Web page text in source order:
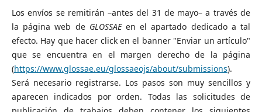
Los envíos se remitirán –antes del 31 de mayo– a través de
la página web de GLOSSAEen el apartado dedicado a tal
efecto. Hay que hacer click en el banner "Enviar un artículo"
que se encuentra en el margen derecho de la página
(https://www.glossae.eu/glossaeojs/about/submissions).
Será necesario registrarse. Los pasos son muy sencillos y
aparecen indicados por orden. Todas las solicitudes de